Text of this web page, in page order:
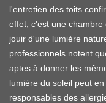
l'entretien des toits
effet, c'est une
jouir d'une lumière
professionnels notent
aptes à donner les
lumière du soleil peut
responsables des